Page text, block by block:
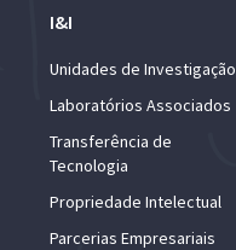
I&I
Unidades de Investigação
Laboratórios Associados
Transferência de
Tecnologia
Propriedade Intelectual
Parcerias Empresariais